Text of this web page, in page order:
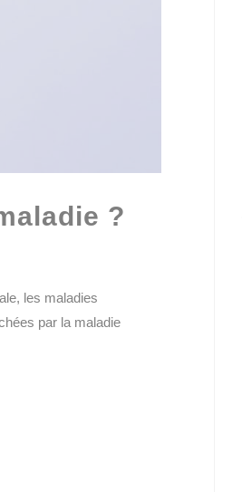
?
les maladies
par la maladie